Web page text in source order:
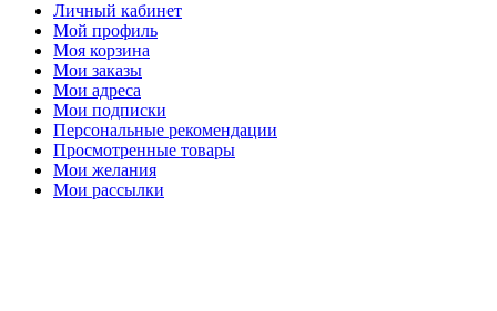
Личный кабинет
Мой профиль
Моя корзина
Мои заказы
Мои адреса
Мои подписки
Персональные рекомендации
Просмотренные товары
Мои желания
Мои рассылки